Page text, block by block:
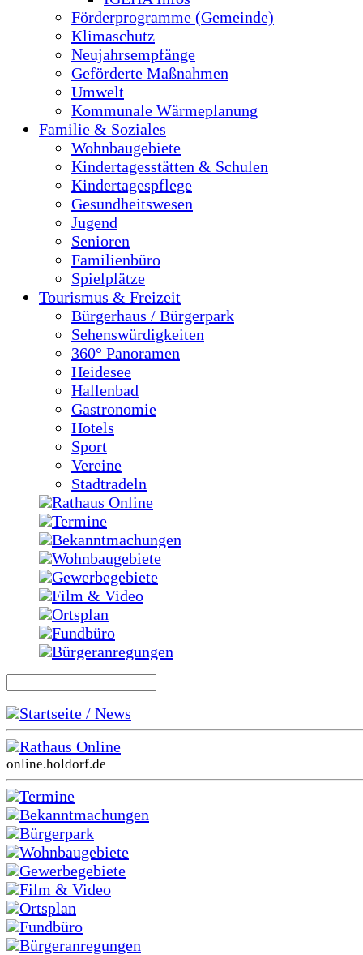
Förderprogramme (Gemeinde)
Klimaschutz
Neujahrsempfänge
Geförderte Maßnahmen
Umwelt
Kommunale Wärmeplanung
Familie & Soziales
Wohnbaugebiete
Kindertagesstätten & Schulen
Kindertagespflege
Gesundheitswesen
Jugend
Senioren
Familienbüro
Spielplätze
Tourismus & Freizeit
Bürgerhaus / Bürgerpark
Sehenswürdigkeiten
360° Panoramen
Heidesee
Hallenbad
Gastronomie
Hotels
Sport
Vereine
Stadtradeln
Rathaus Online
Termine
Bekanntmachungen
Wohnbaugebiete
Gewerbegebiete
Film & Video
Ortsplan
Fundbüro
Bürgeranregungen
Startseite / News
Rathaus Online
online.holdorf.de
Termine
Bekanntmachungen
Bürgerpark
Wohnbaugebiete
Gewerbegebiete
Film & Video
Ortsplan
Fundbüro
Bürgeranregungen